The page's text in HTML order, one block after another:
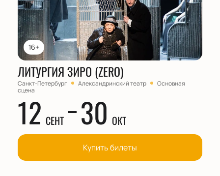
16+
ЛИТУРГИЯ ЗИРО (ZERO)
Санкт-Петербург Александринский театр
Основная
сцена
12 СЕНТ 30 ОКТ
Купить билеты